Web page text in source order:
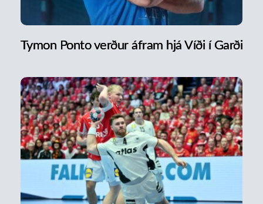
Tymon Ponto verður áfram hjá Víði í Garði